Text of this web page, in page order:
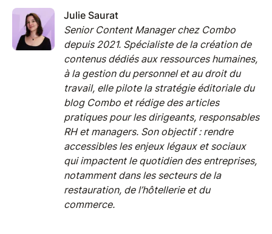
Julie Saurat
Senior Content Manager chez Combo
depuis 2021. Spécialiste de la création de
contenus dédiés aux ressources humaines,
à la gestion du personnel et au droit du
travail, elle pilote la stratégie éditoriale du
blog Combo et rédige des articles
pratiques pour les dirigeants, responsables
RH et managers. Son objectif : rendre
accessibles les enjeux légaux et sociaux
qui impactent le quotidien des entreprises,
notamment dans les secteurs de la
restauration, de l’hôtellerie et du
commerce.